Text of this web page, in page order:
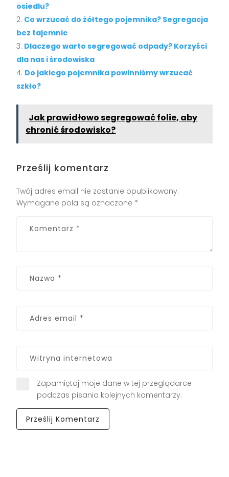
osiedlu?
Co wrzucać do żółtego pojemnika? Segregacja
bez tajemnic
Dlaczego warto segregować odpady? Korzyści
dla nas i środowiska
Do jakiego pojemnika powinniśmy wrzucać
szkło?
Jak prawidłowo segregować folie, aby
chronić środowisko?
Prześlij komentarz
Twój adres email nie zostanie opublikowany.
Wymagane pola są oznaczone *
Zapamiętaj moje dane w tej przeglądarce
podczas pisania kolejnych komentarzy.